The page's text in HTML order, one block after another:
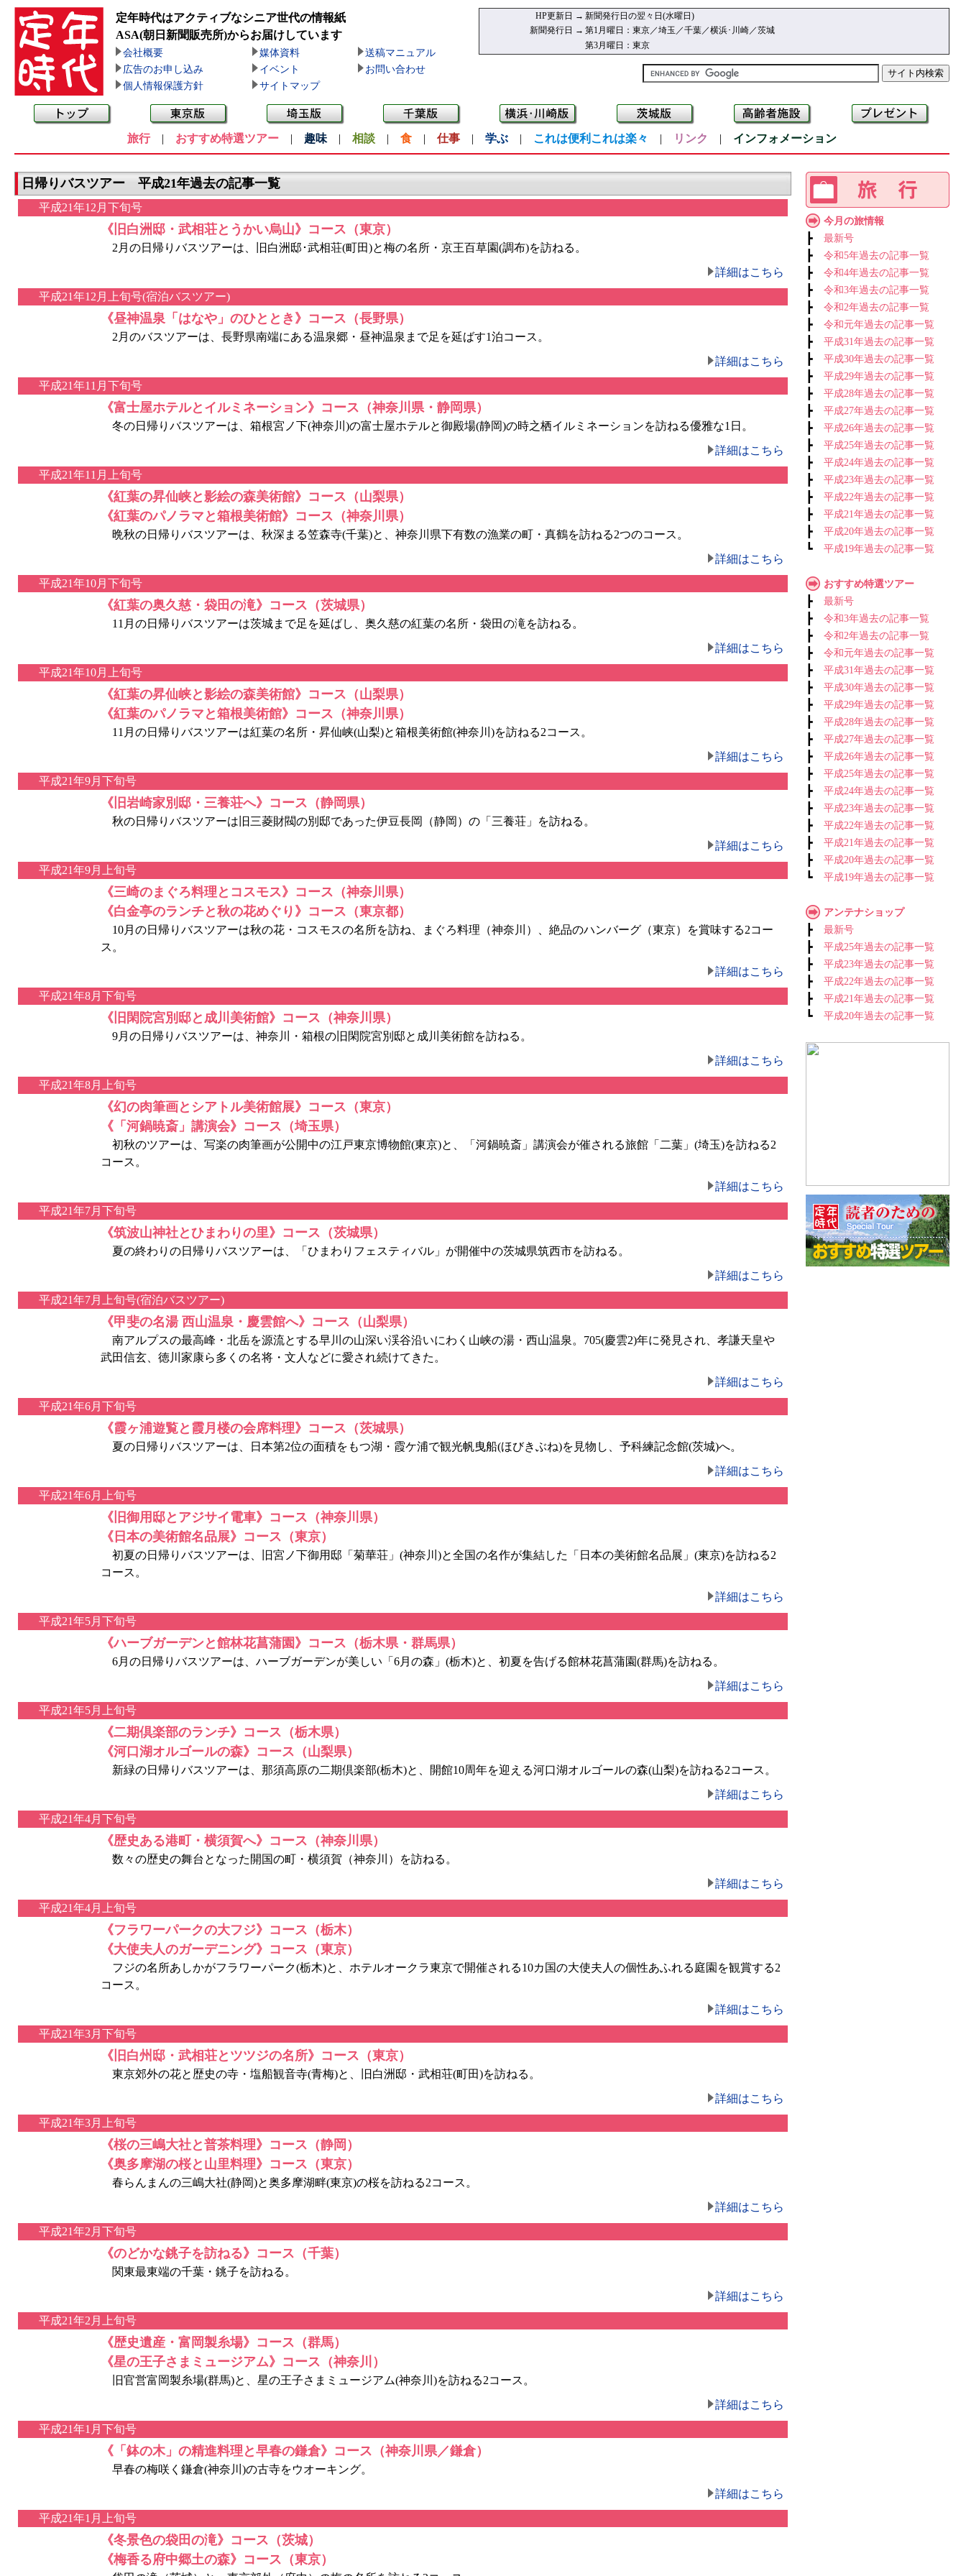
定年時代はアクティブなシニア世代の情報紙
ASA(朝日新聞販売所)からお届けしています
会社概要 媒体資料
送稿マニュアル
広告のお申し込み
イベント
お問い合わせ
個人情報保護方針
サイトマップ
HP更新日 → 新聞発行日の翌々日(水曜日)
新聞発行日 → 第1月曜日：東京／埼玉／千葉／横浜･川崎／茨城
第3月曜日：東京
旅行| おすすめ特選ツアー | 趣味 | 相談 | 食 | 仕事 | 学ぶ | これは便利これは楽々 | リンク | インフォメーション
日帰りバスツアー 平成21年過去の記事一覧
平成21年12月下旬号
《旧白洲邸・武相荘とうかい烏山》コース（東京）
2月の日帰りバスツアーは、旧白洲邸･武相荘(町田)と梅の名所・京王百草園(調布)を訪ねる。
詳細はこちら
平成21年12月上旬号(宿泊バスツアー)
《昼神温泉「はなや」のひととき》コース（長野県）
2月のバスツアーは、長野県南端にある温泉郷・昼神温泉まで足を延ばす1泊コース。
詳細はこちら
平成21年11月下旬号
《富士屋ホテルとイルミネーション》コース（神奈川県・静岡県）
冬の日帰りバスツアーは、箱根宮ノ下(神奈川)の富士屋ホテルと御殿場(静岡)の時之栖イルミネーションを訪ねる優雅な1日。
詳細はこちら
平成21年11月上旬号
《紅葉の昇仙峡と影絵の森美術館》コース（山梨県）
《紅葉のパノラマと箱根美術館》コース（神奈川県）
晩秋の日帰りバスツアーは、秋深まる笠森寺(千葉)と、神奈川県下有数の漁業の町・真鶴を訪ねる2つのコース。
詳細はこちら
平成21年10月下旬号
《紅葉の奥久慈・袋田の滝》コース（茨城県）
11月の日帰りバスツアーは茨城まで足を延ばし、奥久慈の紅葉の名所・袋田の滝を訪ねる。
詳細はこちら
平成21年10月上旬号
《紅葉の昇仙峡と影絵の森美術館》コース（山梨県）
《紅葉のパノラマと箱根美術館》コース（神奈川県）
11月の日帰りバスツアーは紅葉の名所・昇仙峡(山梨)と箱根美術館(神奈川)を訪ねる2コース。
詳細はこちら
平成21年9月下旬号
《旧岩崎家別邸・三養荘へ》コース（静岡県）
秋の日帰りバスツアーは旧三菱財閥の別邸であった伊豆長岡（静岡）の「三養荘」を訪ねる。
詳細はこちら
平成21年9月上旬号
《三崎のまぐろ料理とコスモス》コース（神奈川県）
《白金亭のランチと秋の花めぐり》コース（東京都）
10月の日帰りバスツアーは秋の花・コスモスの名所を訪ね、まぐろ料理（神奈川）、絶品のハンバーグ（東京）を賞味する2コー
ス。
詳細はこちら
平成21年8月下旬号
《旧閑院宮別邸と成川美術館》コース（神奈川県）
9月の日帰りバスツアーは、神奈川・箱根の旧閑院宮別邸と成川美術館を訪ねる。
詳細はこちら
平成21年8月上旬号
《幻の肉筆画とシアトル美術館展》コース（東京）
《「河鍋暁斎」講演会》コース（埼玉県）
初秋のツアーは、写楽の肉筆画が公開中の江戸東京博物館(東京)と、「河鍋暁斎」講演会が催される旅館「二葉」(埼玉)を訪ねる2
コース。
詳細はこちら
平成21年7月下旬号
《筑波山神社とひまわりの里》コース（茨城県）
夏の終わりの日帰りバスツアーは、「ひまわりフェスティバル」が開催中の茨城県筑西市を訪ねる。
詳細はこちら
平成21年7月上旬号(宿泊バスツアー)
《甲斐の名湯 西山温泉・慶雲館へ》コース（山梨県）
南アルプスの最高峰・北岳を源流とする早川の山深い渓谷沿いにわく山峡の湯・西山温泉。705(慶雲2)年に発見され、孝謙天皇や
武田信玄、徳川家康ら多くの名将・文人などに愛され続けてきた。
詳細はこちら
平成21年6月下旬号
《霞ヶ浦遊覧と霞月楼の会席料理》コース（茨城県）
夏の日帰りバスツアーは、日本第2位の面積をもつ湖・霞ケ浦で観光帆曳船(ほびきぶね)を見物し、予科練記念館(茨城)へ。
詳細はこちら
平成21年6月上旬号
《旧御用邸とアジサイ電車》コース（神奈川県）
《日本の美術館名品展》コース（東京）
初夏の日帰りバスツアーは、旧宮ノ下御用邸「菊華荘」(神奈川)と全国の名作が集結した「日本の美術館名品展」(東京)を訪ねる2
コース。
詳細はこちら
平成21年5月下旬号
《ハーブガーデンと館林花菖蒲園》コース（栃木県・群馬県）
6月の日帰りバスツアーは、ハーブガーデンが美しい「6月の森」(栃木)と、初夏を告げる館林花菖蒲園(群馬)を訪ねる。
詳細はこちら
平成21年5月上旬号
《二期倶楽部のランチ》コース（栃木県）
《河口湖オルゴールの森》コース（山梨県）
新緑の日帰りバスツアーは、那須高原の二期倶楽部(栃木)と、開館10周年を迎える河口湖オルゴールの森(山梨)を訪ねる2コース。
詳細はこちら
平成21年4月下旬号
《歴史ある港町・横須賀へ》コース（神奈川県）
数々の歴史の舞台となった開国の町・横須賀（神奈川）を訪ねる。
詳細はこちら
平成21年4月上旬号
《フラワーパークの大フジ》コース（栃木）
《大使夫人のガーデニング》コース（東京）
フジの名所あしかがフラワーパーク(栃木)と、ホテルオークラ東京で開催される10カ国の大使夫人の個性あふれる庭園を観賞する2
コース。
詳細はこちら
平成21年3月下旬号
《旧白州邸・武相荘とツツジの名所》コース（東京）
東京郊外の花と歴史の寺・塩船観音寺(青梅)と、旧白洲邸・武相荘(町田)を訪ねる。
詳細はこちら
平成21年3月上旬号
《桜の三嶋大社と普茶料理》コース（静岡）
《奥多摩湖の桜と山里料理》コース（東京）
春らんまんの三嶋大社(静岡)と奥多摩湖畔(東京)の桜を訪ねる2コース。
詳細はこちら
平成21年2月下旬号
《のどかな銚子を訪ねる》コース（千葉）
関東最東端の千葉・銚子を訪ねる。
詳細はこちら
平成21年2月上旬号
《歴史遺産・富岡製糸場》コース（群馬）
《星の王子さまミュージアム》コース（神奈川）
旧官営富岡製糸場(群馬)と、星の王子さまミュージアム(神奈川)を訪ねる2コース。
詳細はこちら
平成21年1月下旬号
《「鉢の木」の精進料理と早春の鎌倉》コース（神奈川県／鎌倉）
早春の梅咲く鎌倉(神奈川)の古寺をウオーキング。
詳細はこちら
平成21年1月上旬号
《冬景色の袋田の滝》コース（茨城）
《梅香る府中郷土の森》コース（東京）
今月の旅情報
┣ 最新号
┣ 令和5年過去の記事一覧
┣ 令和4年過去の記事一覧
┣ 令和3年過去の記事一覧
┣ 令和2年過去の記事一覧
┣ 令和元年過去の記事一覧
┣ 平成31年過去の記事一覧
┣ 平成30年過去の記事一覧
┣ 平成29年過去の記事一覧
┣ 平成28年過去の記事一覧
┣ 平成27年過去の記事一覧
┣ 平成26年過去の記事一覧
┣ 平成25年過去の記事一覧
┣ 平成24年過去の記事一覧
┣ 平成23年過去の記事一覧
┣ 平成22年過去の記事一覧
┣ 平成21年過去の記事一覧
┣ 平成20年過去の記事一覧
┗ 平成19年過去の記事一覧
おすすめ特選ツアー
┣ 最新号
┣ 令和3年過去の記事一覧
┣ 令和2年過去の記事一覧
┣ 令和元年過去の記事一覧
┣ 平成31年過去の記事一覧
┣ 平成30年過去の記事一覧
┣ 平成29年過去の記事一覧
┣ 平成28年過去の記事一覧
┣ 平成27年過去の記事一覧
┣ 平成26年過去の記事一覧
┣ 平成25年過去の記事一覧
┣ 平成24年過去の記事一覧
┣ 平成23年過去の記事一覧
┣ 平成22年過去の記事一覧
┣ 平成21年過去の記事一覧
┣ 平成20年過去の記事一覧
┗ 平成19年過去の記事一覧
アンテナショップ
┣ 最新号
┣ 平成25年過去の記事一覧
┣ 平成23年過去の記事一覧
┣ 平成22年過去の記事一覧
┣ 平成21年過去の記事一覧
┗ 平成20年過去の記事一覧